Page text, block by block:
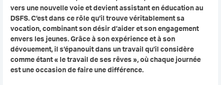
vers une nouvelle voie et devient assistant en éducation au
DSFS. C’est dans ce rôle qu’il trouve véritablement sa
vocation, combinant son désir d’aider et son engagement
envers les jeunes. Grâce à son expérience et à son
dévouement, il s’épanouit dans un travail qu’il considère
comme étant « le travail de ses rêves », où chaque journée
est une occasion de faire une différence.